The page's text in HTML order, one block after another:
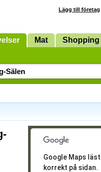
Lägg till företag
Mat Shopping
Google Maps
korrekt på sidan.